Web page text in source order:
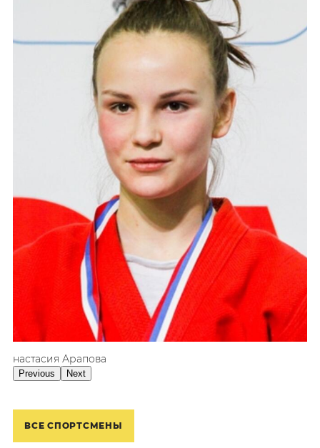
Анастасия Арапова
Previous Next
ВСЕ СПОРТСМЕНЫ